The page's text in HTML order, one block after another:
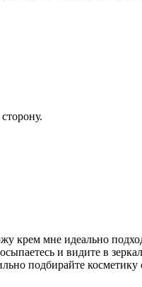
крем мне идеально
и видите в
подбирайте